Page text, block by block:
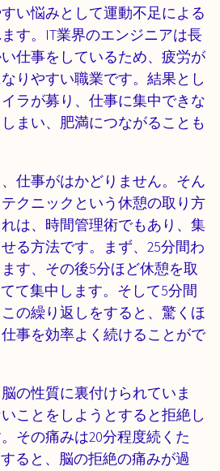
い悩みとして運動不足による
す。IT業界のエンジニアは長
仕事をしているため、疲労が
りやすい職業です。結果とし
ラが募り、仕事に集中できな
まい、肥満につながることも
仕事がはかどりません。そん
クニックという休憩の取り方
は、時間管理術でもあり、集
る方法です。まず、25分間わ
す、その後5分ほど休憩を取
て集中します。そして5分間
の繰り返しをすると、驚くほ
事を効率よく続けることがで
の性質に裏付けられていま
ことをしようとすると拒絶し
その痛みは20分程度続くた
ると、脳の拒絶の痛みが過